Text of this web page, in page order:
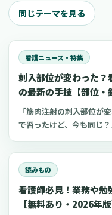
同じテーマを見る
看護ニュース・特集
刺入部位が変わった？
の最新の手技【部位・
「筋肉注射の刺入部位が
で習ったけど、今も同じ
び方、針のゲージと長さ
を避けるポイント、ワク
します。
読みもの
看護師必見！業務や
【無料あり・2026年版